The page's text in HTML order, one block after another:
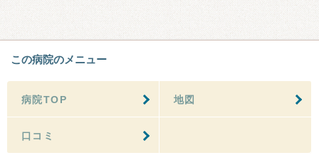
この病院のメニュー
病院TOP 地図
口コミ